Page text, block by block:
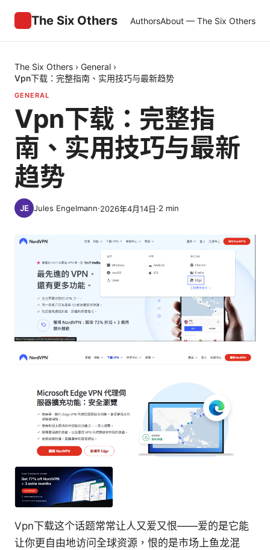
The Six Others AuthorsAbout — The Six Others
The Six Others › General ›
Vpn下载：完整指南、实用技巧与最新趋势
GENERAL
Vpn下载：完整指
南、实用技巧与最新
趋势
Jules Engelmann·2026年4月14日·2 min
Vpn下载这个话题常常让人又爱又恨——爱的是它能
让你更自由地访问全球资源，恨的是市场上鱼龙混